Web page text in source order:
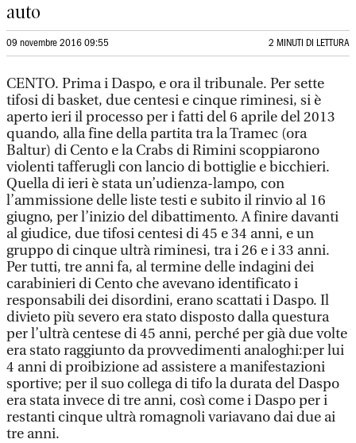
auto
09 novembre 2016 09:55 2 MINUTI DI LETTURA
CENTO. Prima i Daspo, e ora il tribunale. Per sette
tifosi di basket, due centesi e cinque riminesi, si è
aperto ieri il processo per i fatti del 6 aprile del 2013
quando, alla fine della partita tra la Tramec (ora
Baltur) di Cento e la Crabs di Rimini scoppiarono
violenti tafferugli con lancio di bottiglie e bicchieri.
Quella di ieri è stata un’udienza-lampo, con
l’ammissione delle liste testi e subito il rinvio al 16
giugno, per l’inizio del dibattimento. A finire davanti
al giudice, due tifosi centesi di 45 e 34 anni, e un
gruppo di cinque ultrà riminesi, tra i 26 e i 33 anni.
Per tutti, tre anni fa, al termine delle indagini dei
carabinieri di Cento che avevano identificato i
responsabili dei disordini, erano scattati i Daspo. Il
divieto più severo era stato disposto dalla questura
per l’ultrà centese di 45 anni, perché per già due volte
era stato raggiunto da provvedimenti analoghi:per lui
4 anni di proibizione ad assistere a manifestazioni
sportive; per il suo collega di tifo la durata del Daspo
era stata invece di tre anni, così come i Daspo per i
restanti cinque ultrà romagnoli variavano dai due ai
tre anni.